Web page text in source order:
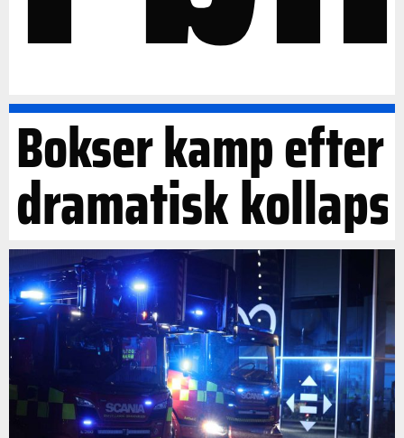
Bokser kamp efter
dramatisk kollaps